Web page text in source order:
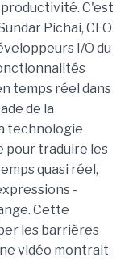
C'est
Pichai, CEO
I/O du
temps réel dans
de la
technologie
pour traduire les
quasi réel,
-
Cette
les barrières
vidéo montrait